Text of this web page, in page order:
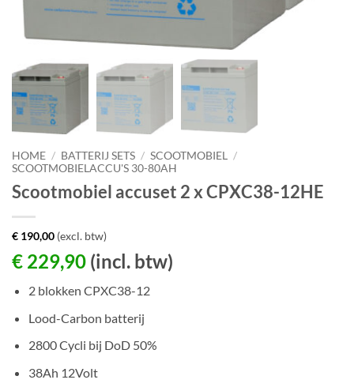
HOME / BATTERIJ SETS / SCOOTMOBIEL /
SCOOTMOBIELACCU'S 30-80AH
Scootmobiel accuset 2 x CPXC38-12HE
€ 190,00 (excl. btw)
€ 229,90 (incl. btw)
2 blokken CPXC38-12
Lood-Carbon batterij
2800 Cycli bij DoD 50%
38Ah 12Volt